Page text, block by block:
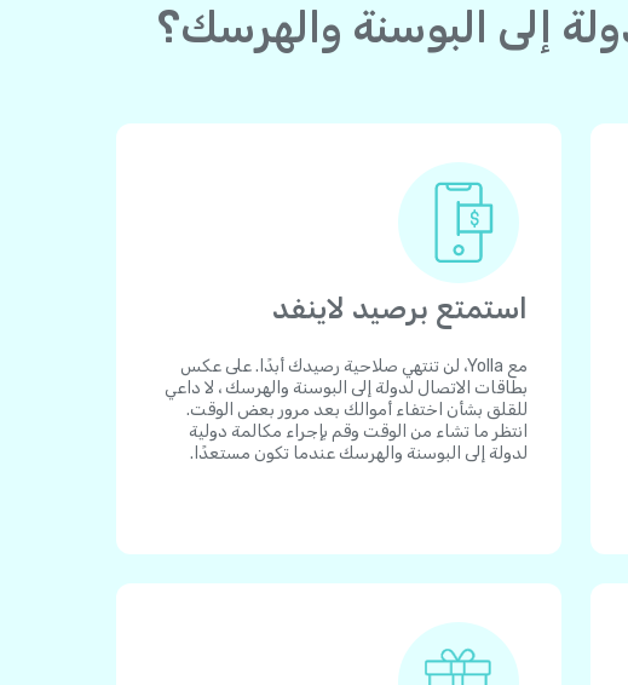
استمتع برصيد لاينفد
مع Yolla، لن تنتهي صلاحية رصيدك أبدًا. على عكس
بطاقات الاتصال لدولة إلى البوسنة والهرسك ، لا داعي
للقلق بشأن اختفاء أموالك بعد مرور بعض الوقت.
انتظر ما تشاء من الوقت وقم بإجراء مكالمة دولية
لدولة إلى البوسنة والهرسك عندما تكون مستعدًا.